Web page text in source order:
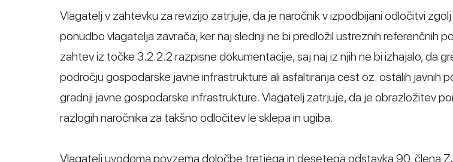
Vlagatelj v zahtevku za revizijo zatrjuje, da je naročnik v izpodbijani odločitvi
ponudbo vlagatelja zavrača, ker naj slednji ne bi predložil ustreznih referenčnih
zahtev iz točke 3.2.2.2 razpisne dokumentacije, saj naj iz njih ne bi izhajalo, da
področju gospodarske javne infrastrukture ali asfaltiranja cest oz. ostalih javnih
gradnji javne gospodarske infrastrukture. Vlagatelj zatrjuje, da je obrazložitev
razlogih naročnika za takšno odločitev le sklepa in ugiba.
Vlagatelj uvodoma povzema določbe tretjega in desetega odstavka 90. člena